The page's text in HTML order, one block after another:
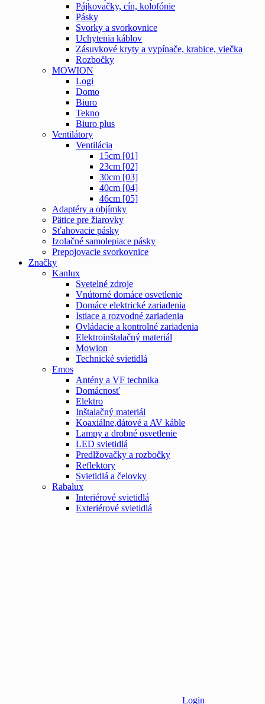
Pájkovačky, cín, kolofónie
Pásky
Svorky a svorkovnice
Uchytenia káblov
Zásuvkové kryty a vypínače, krabice, viečka
Rozbočky
MOWION
Logi
Domo
Biuro
Tekno
Biuro plus
Ventilátory
Ventilácia
15cm [01]
23cm [02]
30cm [03]
40cm [04]
46cm [05]
Adaptéry a objímky
Pätice pre žiarovky
Sťahovacie pásky
Izolačné samolepiace pásky
Prepojovacie svorkovnice
Značky
Kanlux
Svetelné zdroje
Vnútorné domáce osvetlenie
Domáce elektrické zariadenia
Istiace a rozvodné zariadenia
Ovládacie a kontrolné zariadenia
Elektroinštalačný materiál
Mowion
Technické svietidlá
Emos
Antény a VF technika
Domácnosť
Elektro
Inštalačný materiál
Koaxiálne,dátové a AV káble
Lampy a drobné osvetlenie
LED svietidlá
Predlžovačky a rozbočky
Reflektory
Svietidlá a čelovky
Rabalux
Interiérové svietidlá
Exteriérové svietidlá
Login